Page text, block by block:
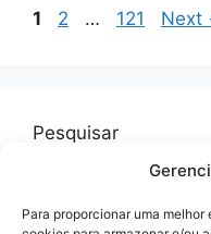
Para proporcionar uma
Page
1 Page
2 … Page
121 Next
Pesquisar